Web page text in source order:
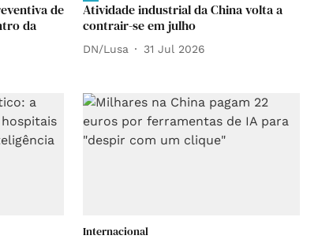
de
da
Atividade industrial da China volta a
contrair-se em julho
DN/Lusa 31 Jul 2026
Internacional